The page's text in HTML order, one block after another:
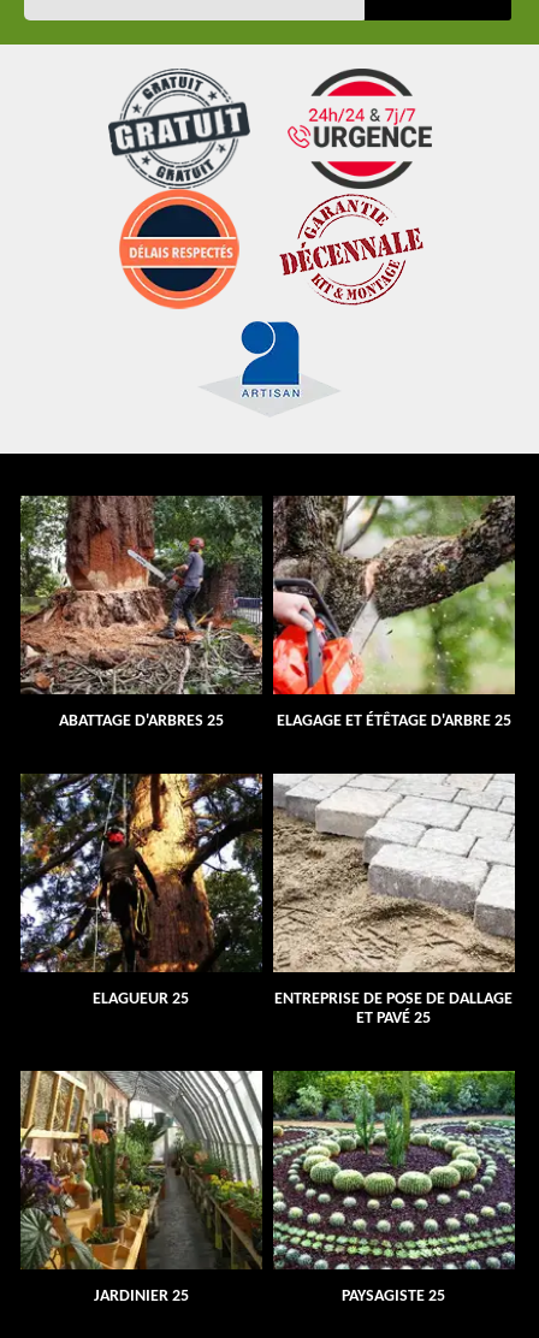
ABATTAGE D'ARBRES 25 ELAGAGE ET ÉTÊTAGE D'ARBRE 25
ELAGUEUR 25
ENTREPRISE DE POSE DE DALLAGE
ET PAVÉ 25
JARDINIER 25 PAYSAGISTE 25